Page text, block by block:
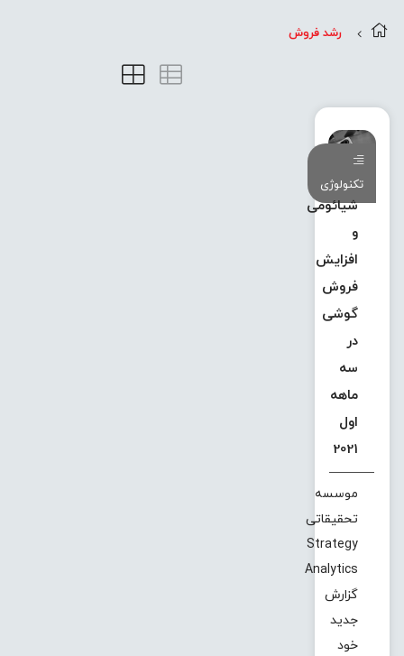
رشد فروش
تکنولوژی
شیائومی
و
افزایش
فروش
گوشی
در
سه
ماهه
اول
2021
موسسه
تحقیقاتی
Strategy
Analytics
گزارش
جدید
خود